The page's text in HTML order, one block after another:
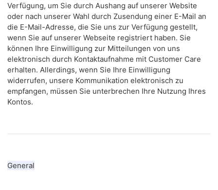
Verfügung, um Sie durch Aushang auf unserer Website
oder nach unserer Wahl durch Zusendung einer E-Mail an
die E-Mail-Adresse, die Sie uns zur Verfügung gestellt,
wenn Sie auf unserer Webseite registriert haben. Sie
können Ihre Einwilligung zur Mitteilungen von uns
elektronisch durch Kontaktaufnahme mit Customer Care
erhalten. Allerdings, wenn Sie Ihre Einwilligung
widerrufen, unsere Kommunikation elektronisch zu
empfangen, müssen Sie unterbrechen Ihre Nutzung Ihres
Kontos.
General